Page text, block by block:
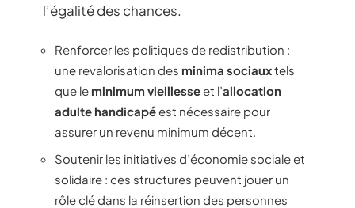
l’égalité des chances.
Renforcer les politiques de redistribution :
une revalorisation des minima sociauxtels
que le minimum vieillesseet l’allocation
adulte handicapéest nécessaire pour
assurer un revenu minimum décent.
Soutenir les initiatives d’économie sociale et
solidaire : ces structures peuvent jouer un
rôle clé dans la réinsertion des personnes